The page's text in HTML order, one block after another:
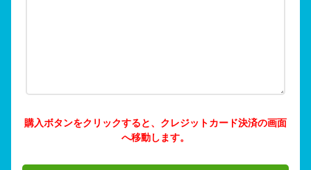
購入ボタンをクリックすると、クレジットカード決済の画面
へ移動します。